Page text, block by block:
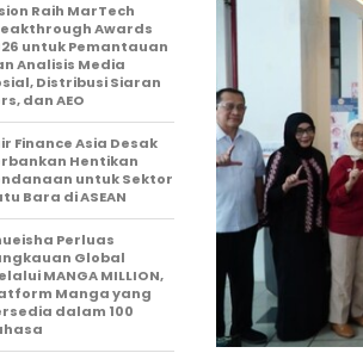
Raih MarTech
Awards
untuk Pemantauan
Analisis Media
Distribusi Siaran
dan AEO
Finance Asia Desak
Hentikan
untuk Sektor
Bara di ASEAN
Perluas
Global
MANGA MILLION,
Manga yang
dalam 100